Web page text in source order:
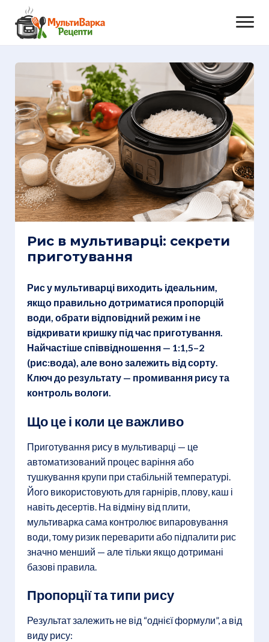
Рис в мультиварці: секрети
приготування
Рис у мультиварці виходить ідеальним,
якщо правильно дотриматися пропорцій
води, обрати відповідний режим і не
відкривати кришку під час приготування.
Найчастіше співвідношення — 1:1,5–2
(рис:вода), але воно залежить від сорту.
Ключ до результату — промивання рису та
контроль вологи.
Що це і коли це важливо
Приготування рису в мультиварці — це
автоматизований процес варіння або
тушкування крупи при стабільній температурі.
Його використовують для гарнірів, плову, каш і
навіть десертів. На відміну від плити,
мультиварка сама контролює випаровування
води, тому ризик переварити або підпалити рис
значно менший — але тільки якщо дотримані
базові правила.
Пропорції та типи рису
Результат залежить не від “однієї формули”, а від
виду рису: